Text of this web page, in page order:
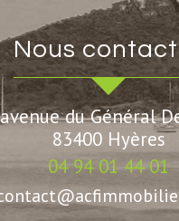
nous
du Général
83400 Hyères
04 94 01 44 01